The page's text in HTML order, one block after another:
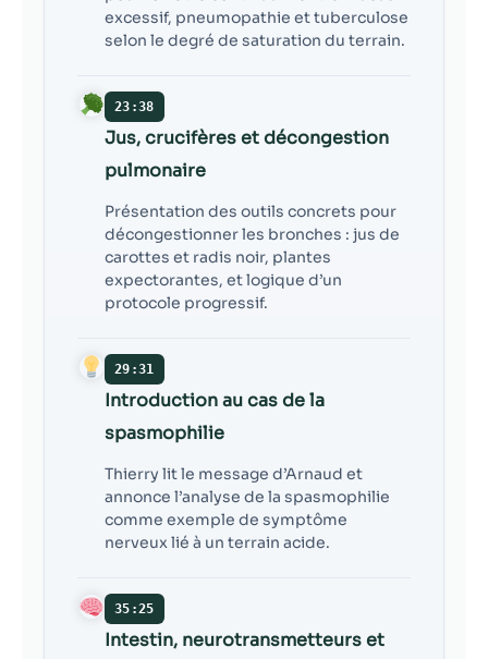
excessif, pneumopathie et tuberculose
selon le degré de saturation du terrain.
23:38
Jus, crucifères et décongestion
pulmonaire
Présentation des outils concrets pour
décongestionner les bronches : jus de
carottes et radis noir, plantes
expectorantes, et logique d’un
protocole progressif.
29:31
Introduction au cas de la
spasmophilie
Thierry lit le message d’Arnaud et
annonce l’analyse de la spasmophilie
comme exemple de symptôme
nerveux lié à un terrain acide.
35:25
Intestin, neurotransmetteurs et